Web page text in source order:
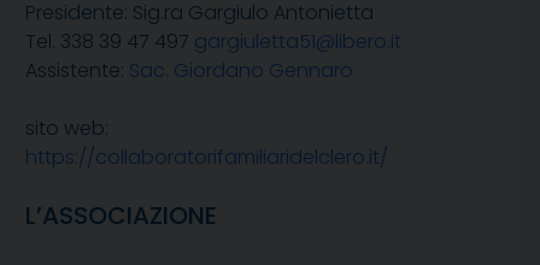
Presidente: Sig.ra Gargiulo Antonietta
Tel. 338 39 47 497 gargiuletta51@libero.it
Assistente: Sac. Giordano Gennaro
sito web:
https://collaboratorifamiliaridelclero.it/
L’ASSOCIAZIONE